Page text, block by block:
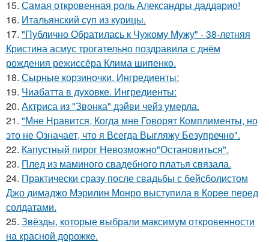
15. Самая откровенная роль Александры даддарио!
16. Итальянский суп из курицы.
17. "Публично Обратилась к Чужому Мужу" - 38-летняя
Кристина асмус трогательно поздравила с днём
рождения режиссёра Клима шипенко.
18. Сырные корзиночки. Ингредиенты:
19. Чиабатта в духовке. Ингредиенты:
20. Актриса из "Звонка" дэйви чейз умерла.
21. "Мне Нравится, Когда мне Говорят Комплименты, но
это не Означает, что я Всегда Выгляжу Безупречно".
22. Капустный пирог Невозможно"Остановиться".
23. Плед из маминого свадебного платья связала.
24. Практически сразу после свадьбы с бейсболистом
Джо димаджо Мэрилин Монро выступила в Корее перед
солдатами.
25. Звёзды, которые выбрали максимум откровенности
на красной дорожке.